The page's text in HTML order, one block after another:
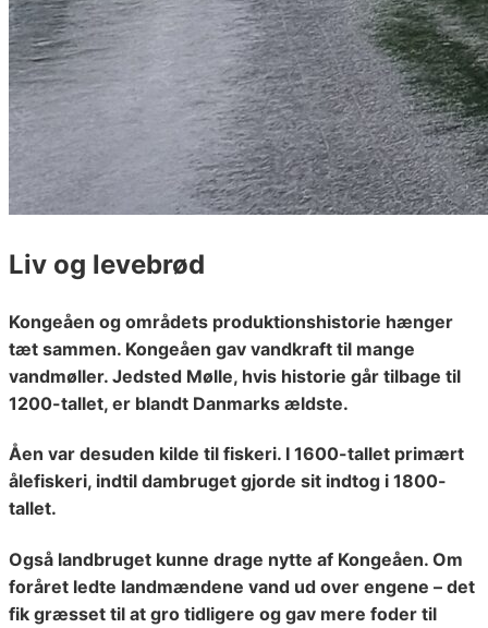
Liv og levebrød
Kongeåen og områdets produktionshistorie hænger
tæt sammen. Kongeåen gav vandkraft til mange
vandmøller. Jedsted Mølle, hvis historie går tilbage til
1200-tallet, er blandt Danmarks ældste.
Åen var desuden kilde til fiskeri. I 1600-tallet primært
ålefiskeri, indtil dambruget gjorde sit indtog i 1800-
tallet.
Også landbruget kunne drage nytte af Kongeåen. Om
foråret ledte landmændene vand ud over engene – det
fik græsset til at gro tidligere og gav mere foder til